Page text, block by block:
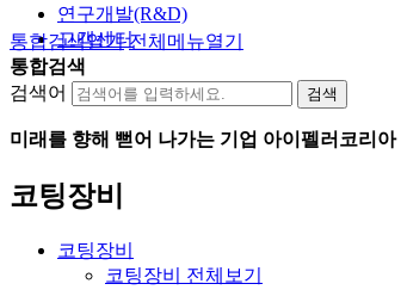
연구개발(R&D)
고객센터
통합검색열기 전체메뉴열기
통합검색
검색어
미래를 향해 뻗어 나가는 기업 아이펠러코리아
코팅장비
코팅장비
코팅장비 전체보기